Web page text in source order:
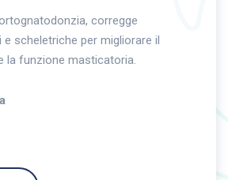
corregge
scheletriche per migliorare il
la funzione masticatoria.